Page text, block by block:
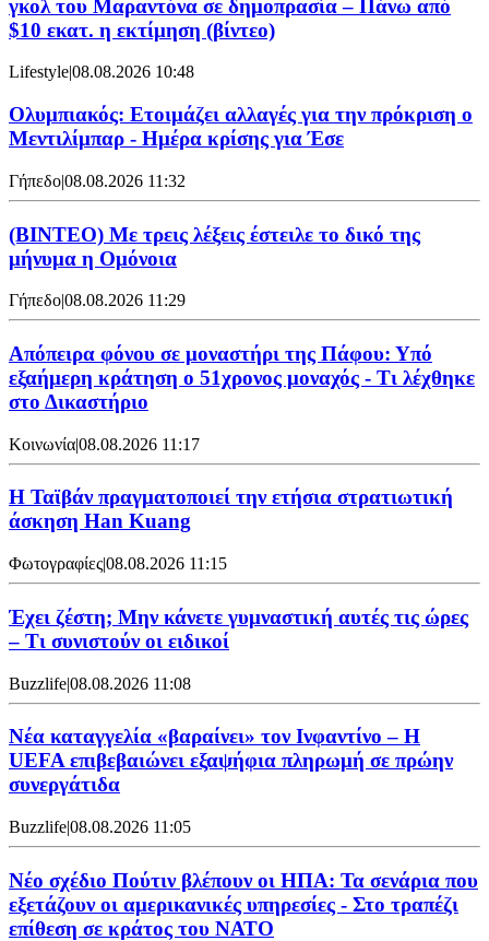
γκολ του Μαραντόνα σε δημοπρασία – Πάνω από
$10 εκατ. η εκτίμηση (βίντεο)
Lifestyle|08.08.2026 10:48
Ολυμπιακός: Ετοιμάζει αλλαγές για την πρόκριση ο
Μεντιλίμπαρ - Ημέρα κρίσης για Έσε
Γήπεδο|08.08.2026 11:32
(ΒΙΝΤΕΟ) Με τρεις λέξεις έστειλε το δικό της
μήνυμα η Ομόνοια
Γήπεδο|08.08.2026 11:29
Απόπειρα φόνου σε μοναστήρι της Πάφου: Υπό
εξαήμερη κράτηση ο 51χρονος μοναχός - Τι λέχθηκε
στο Δικαστήριο
Κοινωνία|08.08.2026 11:17
Η Ταϊβάν πραγματοποιεί την ετήσια στρατιωτική
άσκηση Han Kuang
Φωτογραφίες|08.08.2026 11:15
Έχει ζέστη; Μην κάνετε γυμναστική αυτές τις ώρες
– Τι συνιστούν οι ειδικοί
Buzzlife|08.08.2026 11:08
Νέα καταγγελία «βαραίνει» τον Ινφαντίνο – Η
UEFA επιβεβαιώνει εξαψήφια πληρωμή σε πρώην
συνεργάτιδα
Buzzlife|08.08.2026 11:05
Νέο σχέδιο Πούτιν βλέπουν οι ΗΠΑ: Τα σενάρια που
εξετάζουν οι αμερικανικές υπηρεσίες - Στο τραπέζι
επίθεση σε κράτος του ΝΑΤΟ